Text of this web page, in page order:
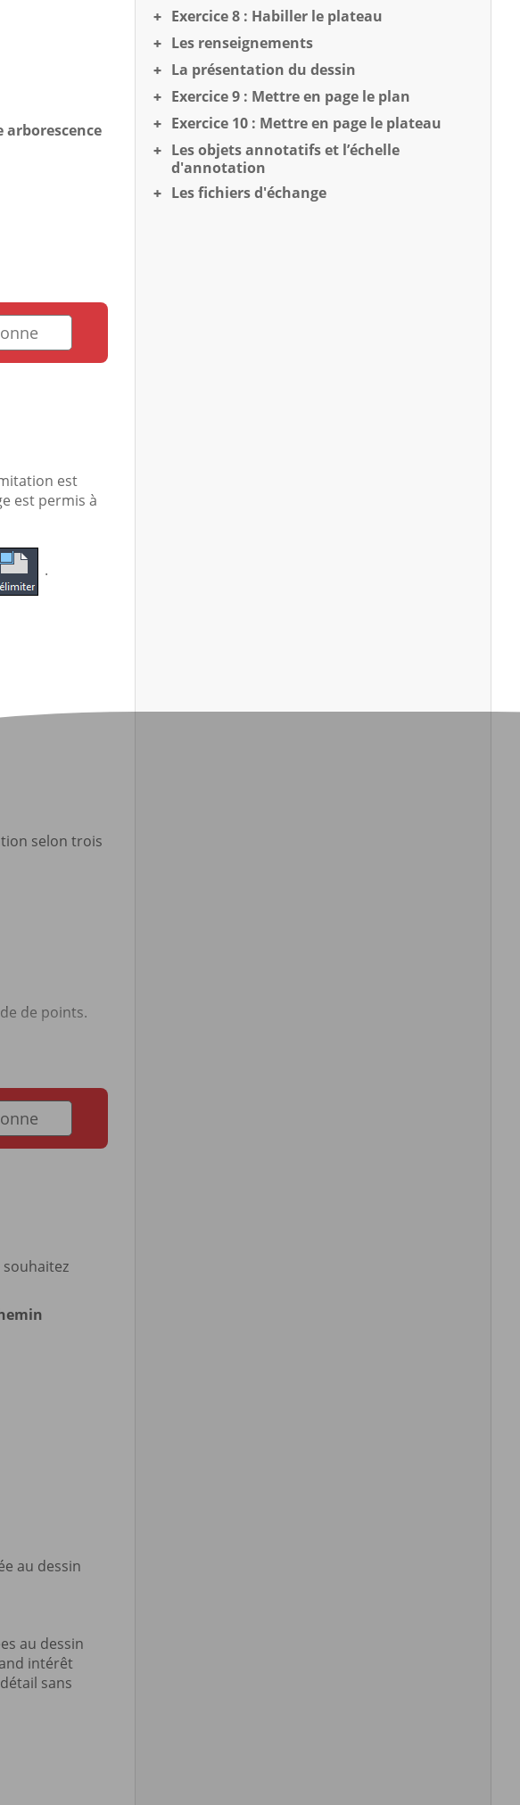
arborescence
est
est permis à
.
selon trois
de points.
au dessin
au dessin
intérêt
sans
Exercice 8 : Habiller le plateau
Les renseignements
La présentation du dessin
Exercice 9 : Mettre en page le plan
Exercice 10 : Mettre en page le plateau
Les objets annotatifs et l’échelle
d'annotation
Les fichiers d'échange